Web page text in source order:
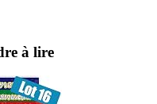
à lire